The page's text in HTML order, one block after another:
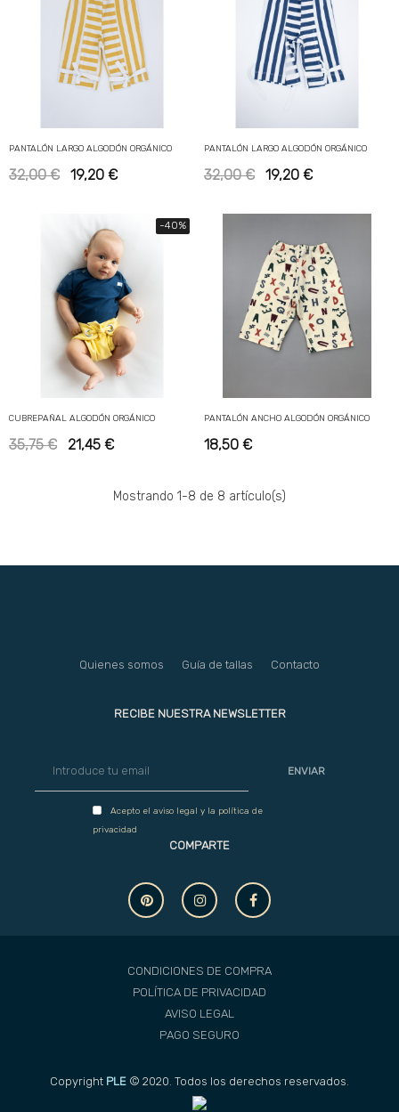
PANTALÓN LARGO ALGODÓN ORGÁNICO
32,00 € 19,20 €
PANTALÓN LARGO ALGODÓN ORGÁNICO
32,00 € 19,20 €
-40%
CUBREPAÑAL ALGODÓN ORGÁNICO
35,75 € 21,45 €
PANTALÓN ANCHO ALGODÓN ORGÁNICO
18,50 €
Mostrando 1-8 de 8 artículo(s)
Quienes somos Guía de tallas Contacto
RECIBE NUESTRA NEWSLETTER
ENVIAR
Acepto el aviso legal y la política de
privacidad
COMPARTE
CONDICIONES DE COMPRA
POLÍTICA DE PRIVACIDAD
AVISO LEGAL
PAGO SEGURO
Copyright PLE © 2020. Todos los derechos reservados.